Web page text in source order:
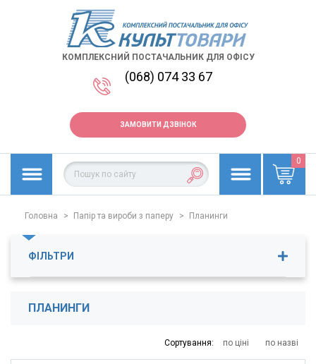
КОМПЛЕКСНИЙ ПОСТАЧАЛЬНИК ДЛЯ ОФІСУ
(068) 074 33 67
ЗАМОВИТИ ДЗВІНОК
0
Головна > Папір та вироби з паперу > Планинги
ФІЛЬТРИ
ПЛАНИНГИ
Сортування: по ціні по назві